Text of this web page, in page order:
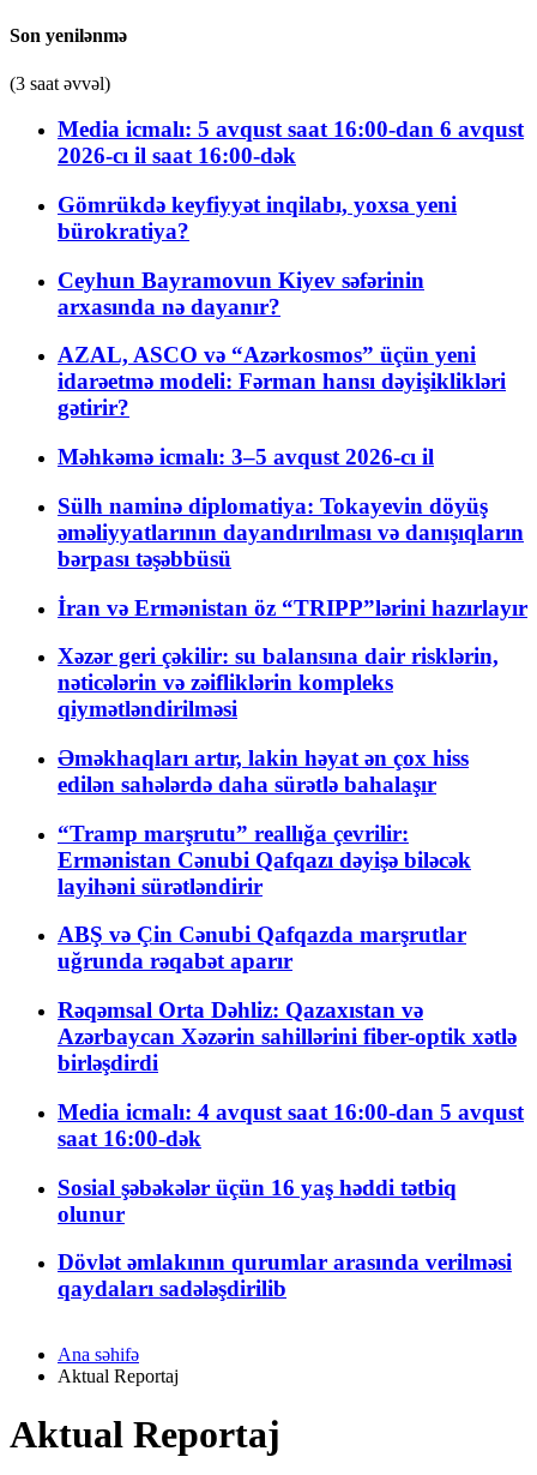
Son yenilənmə
(3 saat əvvəl)
Media icmalı: 5 avqust saat 16:00-dan 6 avqust
2026-cı il saat 16:00-dək
Gömrükdə keyfiyyət inqilabı, yoxsa yeni
bürokratiya?
Ceyhun Bayramovun Kiyev səfərinin
arxasında nə dayanır?
AZAL, ASCO və “Azərkosmos” üçün yeni
idarəetmə modeli: Fərman hansı dəyişiklikləri
gətirir?
Məhkəmə icmalı: 3–5 avqust 2026-cı il
Sülh naminə diplomatiya: Tokayevin döyüş
əməliyyatlarının dayandırılması və danışıqların
bərpası təşəbbüsü
İran və Ermənistan öz “TRIPP”lərini hazırlayır
Xəzər geri çəkilir: su balansına dair risklərin,
nəticələrin və zəifliklərin kompleks
qiymətləndirilməsi
Əməkhaqları artır, lakin həyat ən çox hiss
edilən sahələrdə daha sürətlə bahalaşır
“Tramp marşrutu” reallığa çevrilir:
Ermənistan Cənubi Qafqazı dəyişə biləcək
layihəni sürətləndirir
ABŞ və Çin Cənubi Qafqazda marşrutlar
uğrunda rəqabət aparır
Rəqəmsal Orta Dəhliz: Qazaxıstan və
Azərbaycan Xəzərin sahillərini fiber-optik xətlə
birləşdirdi
Media icmalı: 4 avqust saat 16:00-dan 5 avqust
saat 16:00-dək
Sosial şəbəkələr üçün 16 yaş həddi tətbiq
olunur
Dövlət əmlakının qurumlar arasında verilməsi
qaydaları sadələşdirilib
Ana səhifə
Aktual Reportaj
Aktual Reportaj